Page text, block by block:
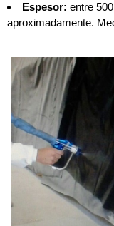
Espesor: entre
aproximadamente.